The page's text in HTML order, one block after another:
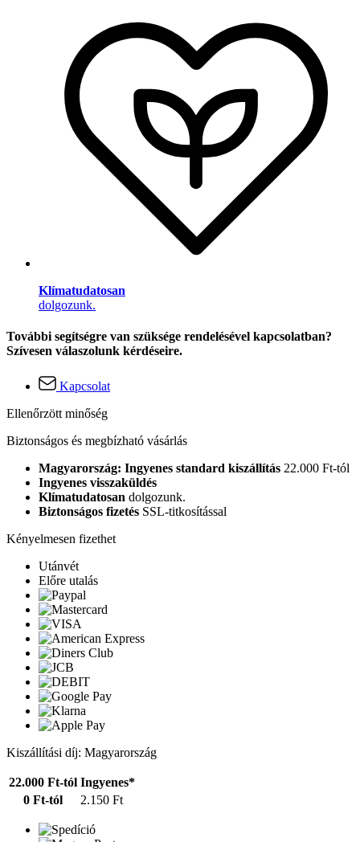
Klímatudatosan
dolgozunk.
További segítségre van szüksége rendelésével kapcsolatban?
Szívesen válaszolunk kérdéseire.
Kapcsolat
Ellenőrzött minőség
Biztonságos és megbízható vásárlás
Magyarország: Ingyenes standard kiszállítás 22.000 Ft-tól
Ingyenes visszaküldés
Klímatudatosan dolgozunk.
Biztonságos fizetés SSL-titkosítással
Kényelmesen fizethet
Utánvét
Előre utalás
Kiszállítási díj: Magyarország
22.000 Ft-tól Ingyenes*
0 Ft-tól
2.150 Ft